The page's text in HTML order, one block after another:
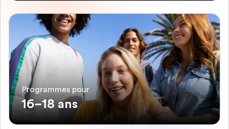
Programmes pour
16–18 ans